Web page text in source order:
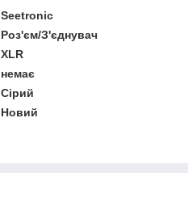
Seetronic
Роз'єм/З'єднувач
XLR
немає
Сірий
Новий